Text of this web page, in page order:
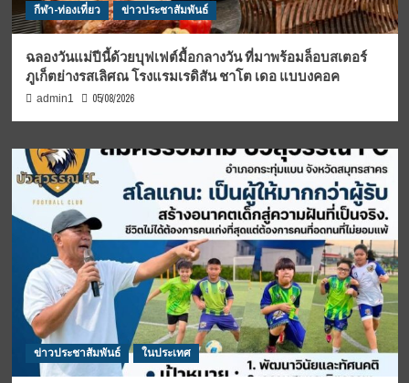
กีฬา-ท่องเที่ยว ข่าวประชาสัมพันธ์
ฉลองวันแม่ปีนี้ด้วยบุฟเฟต์มื้อกลางวัน ที่มาพร้อมล็อบสเตอร์
ภูเก็ตย่างรสเลิศณ โรงแรมเรดิสัน ชาโต เดอ แบบงคอค
admin1 05/08/2026
ข่าวประชาสัมพันธ์ ในประเทศ